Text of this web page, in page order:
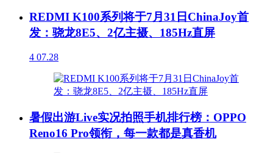
REDMI K100系列将于7月31日ChinaJoy首
发：骁龙8E5、2亿主摄、185Hz直屏
4 07.28
暑假出游Live实况拍照手机排行榜：OPPO
Reno16 Pro领衔，每一款都是真香机